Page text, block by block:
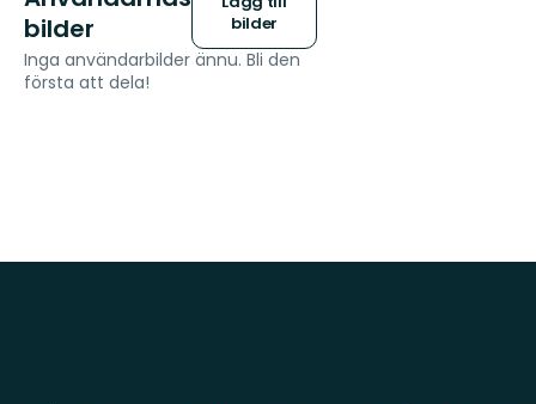
bilder
bilder
Inga användarbilder ännu. Bli den
första att dela!